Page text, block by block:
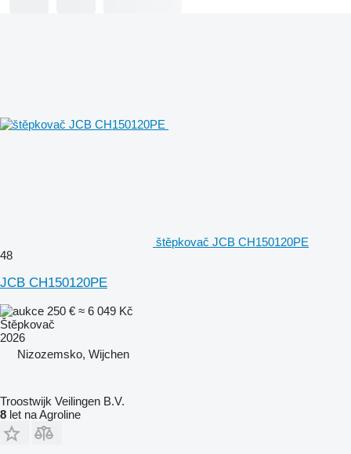
štěpkovač JCB CH150120PE
48
JCB CH150120PE
250 € ≈ 6 049 Kč
Štěpkovač
2026
Nizozemsko, Wijchen
Troostwijk Veilingen B.V.
8 let na Agroline